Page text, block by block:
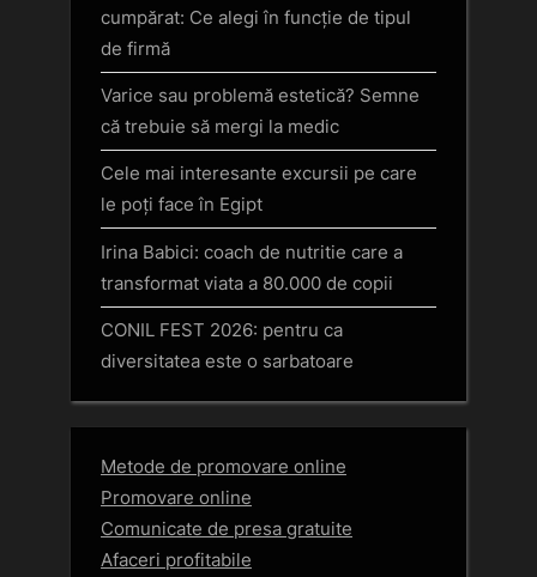
cumpărat: Ce alegi în funcție de tipul
de firmă
Varice sau problemă estetică? Semne
că trebuie să mergi la medic
Cele mai interesante excursii pe care
le poți face în Egipt
Irina Babici: coach de nutritie care a
transformat viata a 80.000 de copii
CONIL FEST 2026: pentru ca
diversitatea este o sarbatoare
Metode de promovare online
Promovare online
Comunicate de presa gratuite
Afaceri profitabile